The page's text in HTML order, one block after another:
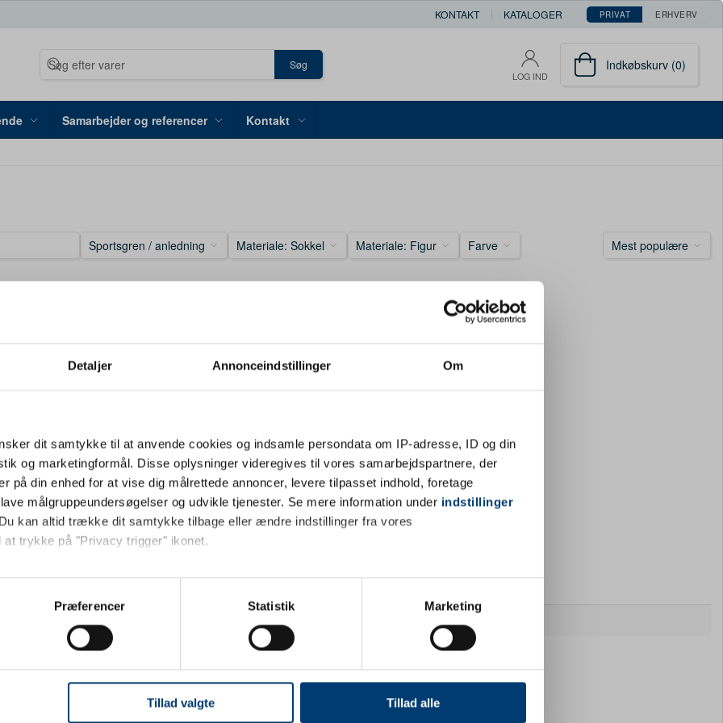
Detaljer Annonceindstillinger Om
dit samtykke til at anvende cookies og indsamle persondata om IP-adresse, ID og din
og marketingformål. Disse oplysninger videregives til vores samarbejdspartnere, der
på din enhed for at vise dig målrettede annoncer, levere tilpasset indhold, foretage
målgruppeundersøgelser og udvikle tjenester. Se mere information under indstillinger
kan altid trække dit samtykke tilbage eller ændre indstillinger fra vores
at trykke på "Privacy trigger" ikonet.
gerne:
om din placering, der kan være nøjagtig inden for få meter
vores indhold og annoncer, til at vise dig funktioner til sociale medier og til at analysere
om din brug af vores hjemmeside med vores partnere inden for sociale medier,
Præferencer Statistik Marketing
Tillad valgte Tillad alle
KONTAKT KATALOGER PRIVAT ERHVERV
Søg
LOG IND
Indkøbskurv (0)
Samarbejder og referencer Kontakt
Privat
Sportsgren / anledning Materiale: Sokkel Materiale: Figur Farve Mest populære
14 cm
/ stk. inkl.
Køb
Billiardpokaler & -figurer